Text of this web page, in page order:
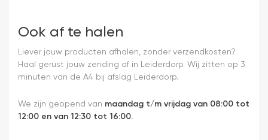
Ook af te halen
Liever jouw producten afhalen, zonder verzendkosten?
Haal gerust jouw zending af in Leiderdorp. Wij zitten op 3
minuten van de A4 bij afslag Leiderdorp.
We zijn geopend van maandag t/m vrijdag van 08:00 tot
12:00 en van 12:30 tot 16:00.